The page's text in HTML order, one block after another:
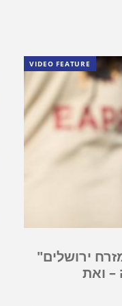
VIDEO FEATURE
ירושלים"
ואת